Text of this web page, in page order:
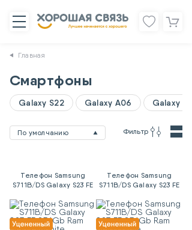
Главная
Смартфоны
Galaxy S22 Galaxy A06 Galaxy
По умолчанию Фильтр
Телефон Samsung
S711B/DS Galaxy S23 FE
Graphite
Телефон Samsung
S711B/DS Galaxy S23 FE